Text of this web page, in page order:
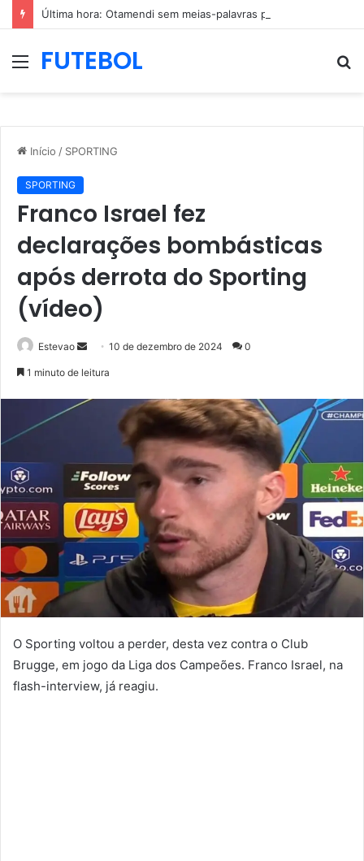
MenuFUTEBOL
Início / SPORTING
SPORTING
Franco Israel fez
declarações bombásticas
após derrota do Sporting
(vídeo)
Estevao
Mande
mail
10 de dezembro de 2024 0
1 minuto de leitura
O Sporting voltou a perder, desta vez contra o Club
Brugge, em jogo da Liga dos Campeões. Franco Israel, na
flash-interview, já reagiu.